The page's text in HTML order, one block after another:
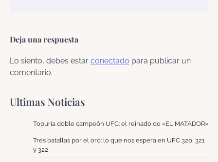
Deja una respuesta
Lo siento, debes estar conectado para publicar un
comentario.
Ultimas Noticias
Topuria doble campeón UFC: el reinado de «EL MATADOR»
Tres batallas por el oro: lo que nos espera en UFC 320, 321
y 322